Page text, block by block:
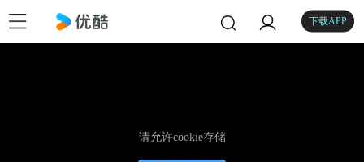
下载APP
请允许cookie存储